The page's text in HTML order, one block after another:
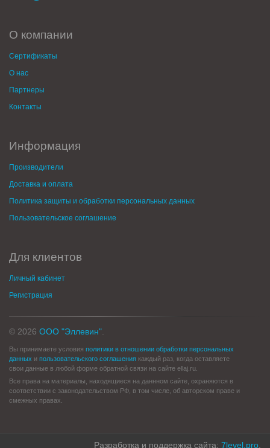
О компании
Сертификаты
О нас
Партнеры
Контакты
Информация
Производители
Доставка и оплата
Политика защиты и обработки персональных данных
Пользовательское соглашение
Для клиентов
Личный кабинет
Регистрация
© 2026 ООО "Эллевин"
Вы принимаете условия политики в отношении обработки персональных
данных и пользовательского соглашения каждый раз, когда оставляете
свои данные в любой форме обратной связи на сайте ellaj.ru.
Все права на материалы, находящиеся на даннном сайте, охраняются в
соответствии с законодательством РФ, в том числе, об авторском праве и
смежных правах.
Разработка и поддержка сайта: 7level.pro